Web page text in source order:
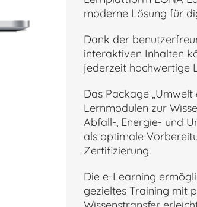
moderne Lösung für
Dank der
interaktiven Inhalten
jederzeit hochwertige
Das Package
Lernmodulen zur
Abfall-, Energie- und
als optimale
Zertifizierung.
Die e-Learning
gezieltes Training mit